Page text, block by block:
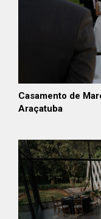
Casamento de
Araçatuba